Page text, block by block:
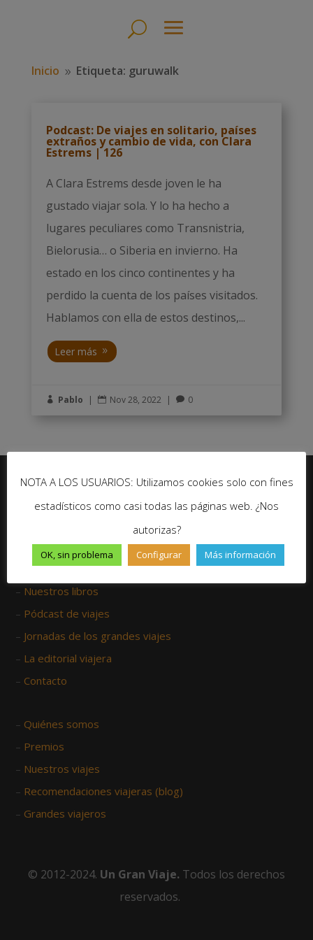
Inicio 9 Etiqueta: guruwalk
Podcast: De viajes en solitario, países
extraños y cambio de vida, con Clara
Estrems | 126
A Clara Estrems desde joven le ha
gustado viajar sola. Y lo ha hecho a
lugares peculiares como Transnistria,
Bielorusia… o Siberia en invierno. Ha
estado en los cinco continentes y ha
perdido la cuenta de los países visitados.
Hablamos con ella de estos destinos,...
Leer más
 Pablo |  Nov 28, 2022 |  0
No te pierdas ninguna novedad de Un Gran Viaje
Suscríbete
– Nuestros libros
– Pódcast de viajes
– Jornadas de los grandes viajes
– La editorial viajera
– Contacto
– Quiénes somos
– Premios
– Nuestros viajes
– Recomendaciones viajeras (blog)
– Grandes viajeros
© 2012-2024. Un Gran Viaje. Todos los derechos
reservados.
NOTA A LOS USUARIOS: Utilizamos cookies solo con fines
estadísticos como casi todas las páginas web. ¿Nos
autorizas?
OK, sin problema Configurar Más información